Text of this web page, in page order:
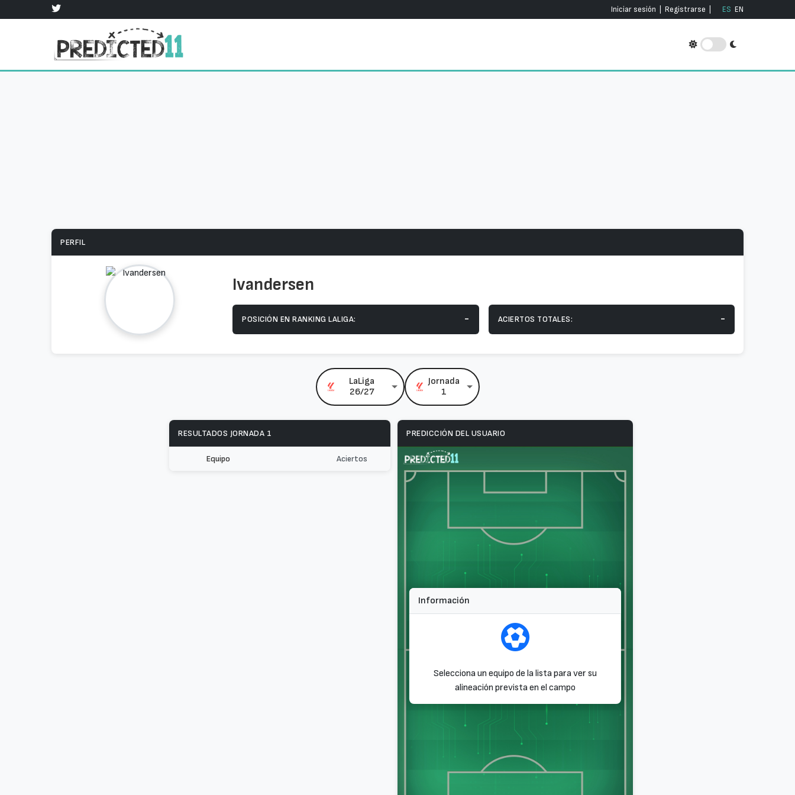
Iniciar sesión Registrarse ES EN
PERFIL
Ivandersen
POSICIÓN EN RANKING LALIGA: - ACIERTOS TOTALES: -
LaLiga
26/27
Jornada
1
RESULTADOS JORNADA 1
Equipo Aciertos
PREDICCIÓN DEL USUARIO
Información
Selecciona un equipo de la lista para ver su
alineación prevista en el campo